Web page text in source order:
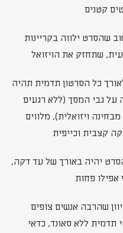
קטנים
שהסרט ילווה בקריינות
שתחזק את הויזואל
כל הסרטון תדמית תהיה
על גבי המסך (ללא רגעים
ויזואלית), מלווים
קצבית וכייפית
יהיה באורך של עד דקה,
אפילו פחות
שהרבה אנשים צופים
תדמית ללא סאונד, כדאי